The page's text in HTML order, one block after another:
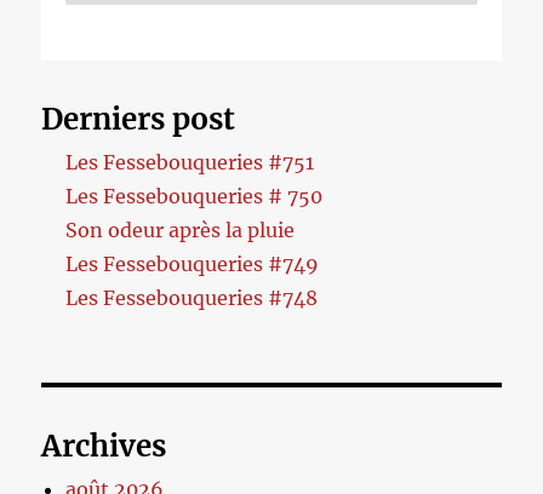
Derniers post
Les Fessebouqueries #751
Les Fessebouqueries # 750
Son odeur après la pluie
Les Fessebouqueries #749
Les Fessebouqueries #748
Archives